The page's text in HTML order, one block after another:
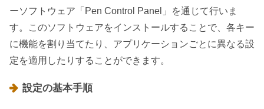
ーソフトウェア「Pen Control Panel」を通じて行いま
す。このソフトウェアをインストールすることで、各キー
に機能を割り当てたり、アプリケーションごとに異なる設
定を適用したりすることができます。
設定の基本手順